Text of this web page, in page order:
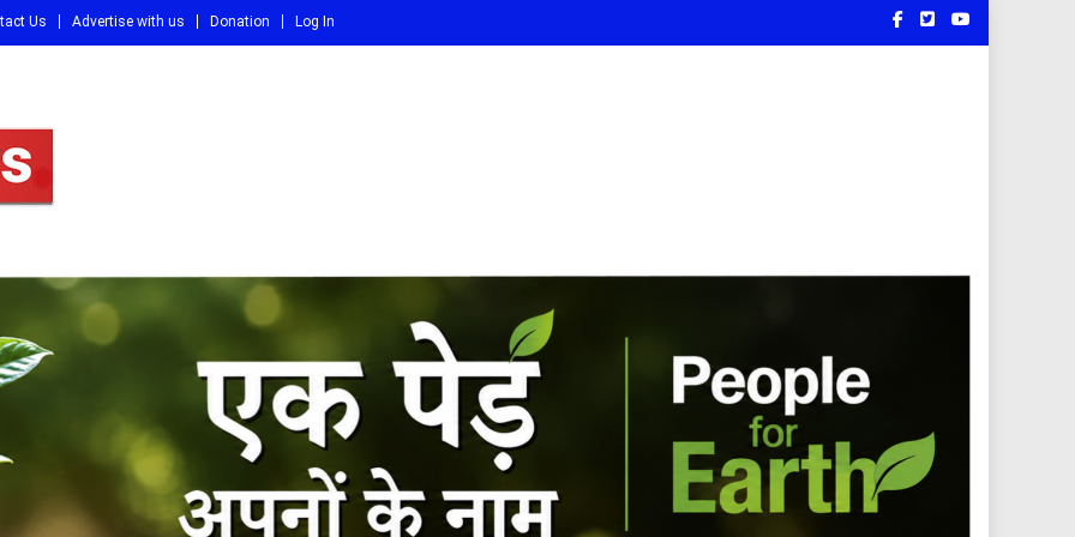
Us Advertise with us Donation Log In